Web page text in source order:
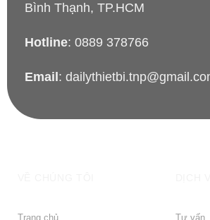
Bình Thạnh, TP.HCM
Hotline: 0889 378766
Email:
Trang chủ Tư vấn,